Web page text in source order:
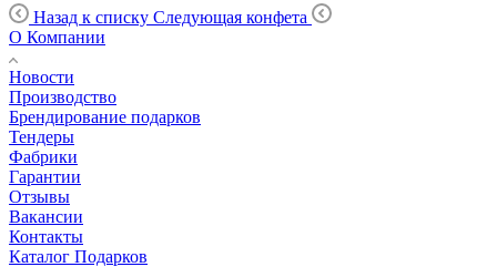
Назад к списку Следующая конфета
О Компании
Новости
Производство
Брендирование подарков
Тендеры
Фабрики
Гарантии
Отзывы
Вакансии
Контакты
Каталог Подарков